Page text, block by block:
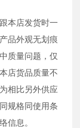
本店发货时一
品外观无划痕
质量问题，仅
店货品质量不
相比另外供应
规格同使用条
信息。